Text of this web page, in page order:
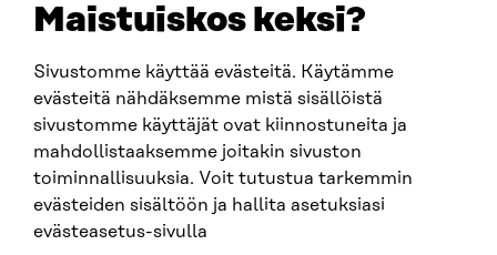
Maistuiskos keksi?
Sivustomme käyttää evästeitä. Käytämme
evästeitä nähdäksemme mistä sisällöistä
sivustomme käyttäjät ovat kiinnostuneita ja
mahdollistaaksemme joitakin sivuston
toiminnallisuuksia. Voit tutustua tarkemmin
evästeiden sisältöön ja hallita asetuksiasi
evästeasetus-sivulla
ARTIKKELI
China shock 2.0 – Eurooppa havahtuu liian hitaasti
Kiinan järjestelmävaltaan